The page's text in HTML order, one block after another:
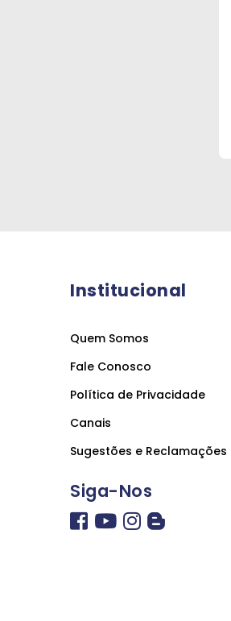
Institucional
Quem Somos
Fale Conosco
Política de Privacidade
Canais
Sugestões e Reclamações
Siga-Nos